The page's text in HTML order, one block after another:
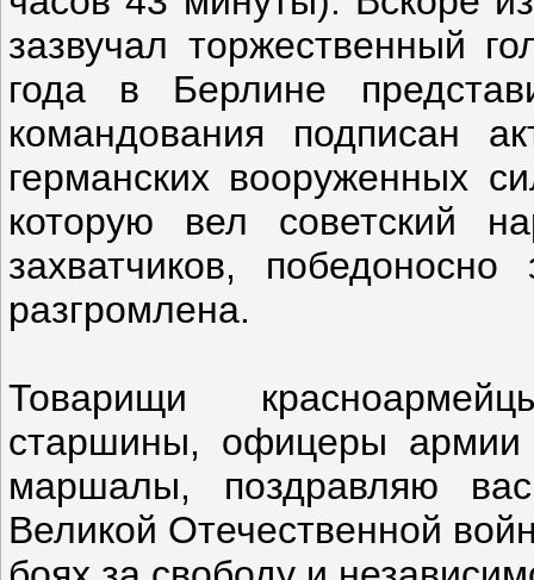
зазвучал торжественный
года в Берлине
командования подписан
германских вооруженных
которую вел советский
захватчиков,
разгромлена.
Товарищи
старшины, офицеры
маршалы, поздравляю
Великой Отечественной